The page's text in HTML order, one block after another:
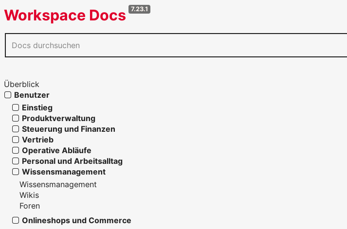
Workspace Docs 7.23.1
Überblick
Benutzer
Einstieg
Produktverwaltung
Steuerung und Finanzen
Vertrieb
Operative Abläufe
Personal und Arbeitsalltag
Wissensmanagement
Wissensmanagement
Wikis
Foren
Onlineshops und Commerce